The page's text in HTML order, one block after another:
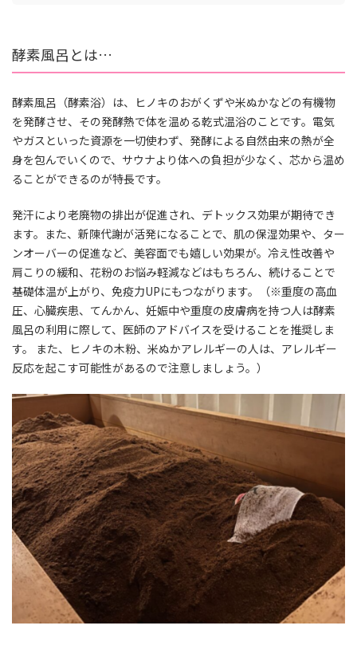
酵素風呂とは…
酵素風呂（酵素浴）は、ヒノキのおがくずや米ぬかなどの有機物
を発酵させ、その発酵熱で体を温める乾式温浴のことです。電気
やガスといった資源を一切使わず、発酵による自然由来の熱が全
身を包んでいくので、サウナより体への負担が少なく、芯から温め
ることができるのが特長です。
発汗により老廃物の排出が促進され、デトックス効果が期待でき
ます。また、新陳代謝が活発になることで、肌の保湿効果や、ター
ンオーバーの促進など、美容面でも嬉しい効果が。冷え性改善や
肩こりの緩和、花粉のお悩み軽減などはもちろん、続けることで
基礎体温が上がり、免疫力UPにもつながります。（※重度の高血
圧、心臓疾患、てんかん、妊娠中や重度の皮膚病を持つ人は酵素
風呂の利用に際して、医師のアドバイスを受けることを推奨しま
す。 また、ヒノキの木粉、米ぬかアレルギーの人は、アレルギー
反応を起こす可能性があるので注意しましょう。）